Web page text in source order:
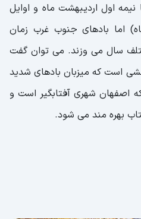
اول اردیبهشت ماه و اوایل
اما بادهای جنوب غرب زمان
سال می وزند. می توان گفت
است که میزبان بادهای شدید
اصفهان شهری آفتابگیر است و
بهره مند می شود.